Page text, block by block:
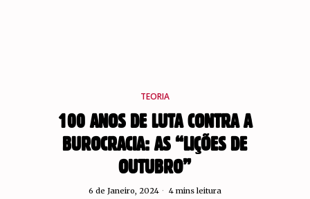
TEORIA
100 ANOS DE LUTA CONTRA A
BUROCRACIA: AS “LIÇÕES DE
OUTUBRO”
6 de Janeiro, 2024 4 mins leitura